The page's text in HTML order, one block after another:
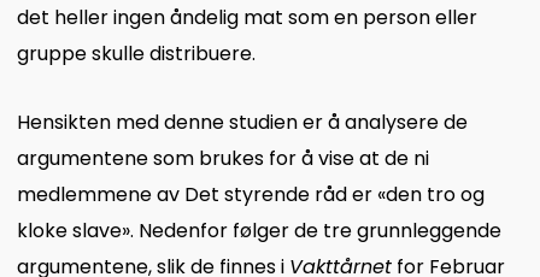
det heller ingen åndelig mat som en person eller
gruppe skulle distribuere.
Hensikten med denne studien er å analysere de
argumentene som brukes for å vise at de ni
medlemmene av Det styrende råd er «den tro og
kloke slave». Nedenfor følger de tre grunnleggende
argumentene, slik de finnes i Vakttårnetfor Februar